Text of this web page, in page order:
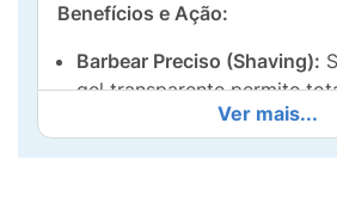
Benefícios e Ação:
Barbear Preciso (Shaving):
gel transparente permite
ideal para criar linhas,
Ver mais...